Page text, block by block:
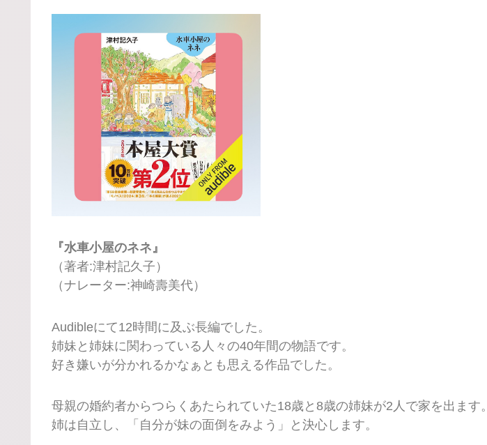
『水車小屋のネネ』
（著者:津村記久子）
（ナレーター:神崎壽美代）
Audibleにて12時間に及ぶ長編でした。
姉妹と姉妹に関わっている人々の40年間の物語です。
好き嫌いが分かれるかなぁとも思える作品でした。
母親の婚約者からつらくあたられていた18歳と8歳の姉妹が2人で家を出ます。
姉は自立し、「自分が妹の面倒をみよう」と決心します。